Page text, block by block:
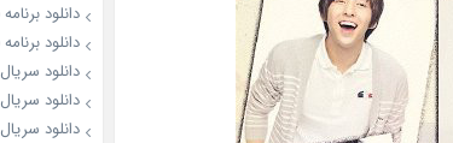
دانلود برنامه Murder Club: Liar’s Table 2026
دانلود برنامه The Love Lab 2026
دانلود سریال Overdo 2026
دانلود سریال A Shop for Killers 2026
دانلود سریال My Bias, My Boss 2026